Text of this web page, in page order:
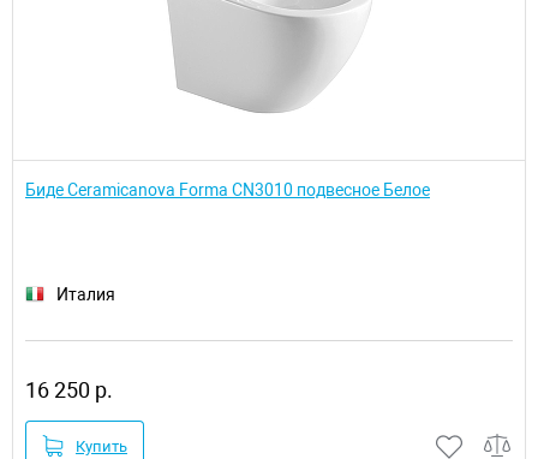
Биде Ceramicanova Forma CN3010 подвесное Белое
Италия
16 250 р.
Купить